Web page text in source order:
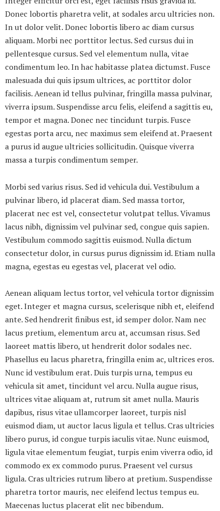
Donec lobortis pharetra velit, at sodales arcu ultricies non.
In ut dolor velit. Donec lobortis libero ac diam cursus
aliquam. Morbi nec porttitor lectus. Sed cursus dui in
pellentesque cursus. Sed vel elementum nulla, vitae
condimentum leo. In hac habitasse platea dictumst. Fusce
malesuada dui quis ipsum ultrices, ac porttitor dolor
facilisis. Aenean id tellus pulvinar, fringilla massa pulvinar,
viverra ipsum. Suspendisse arcu felis, eleifend a sagittis eu,
tempor et magna. Donec nec tincidunt turpis. Fusce
egestas porta arcu, nec maximus sem eleifend at. Praesent
a purus id augue ultricies sollicitudin. Quisque viverra
massa a turpis condimentum semper.
Morbi sed varius risus. Sed id vehicula dui. Vestibulum a
pulvinar libero, id placerat diam. Sed massa tortor,
placerat nec est vel, consectetur volutpat tellus. Vivamus
lacus nibh, dignissim vel pulvinar sed, congue quis sapien.
Vestibulum commodo sagittis euismod. Nulla dictum
consectetur dolor, in cursus purus dignissim id. Etiam nulla
magna, egestas eu egestas vel, placerat vel odio.
Aenean aliquam lectus tortor, vel vehicula tortor dignissim
eget. Integer et magna cursus, scelerisque nibh et, eleifend
ante. Sed hendrerit finibus est, id semper dolor. Nam nec
lacus pretium, elementum arcu at, accumsan risus. Sed
laoreet mattis libero, ut hendrerit dolor sodales nec.
Phasellus eu lacus pharetra, fringilla enim ac, ultrices eros.
Nunc id vestibulum erat. Duis turpis urna, tempus eu
vehicula sit amet, tincidunt vel arcu. Nulla augue risus,
ultrices vitae aliquam at, rutrum sit amet nulla. Mauris
dapibus, risus vitae ullamcorper laoreet, turpis nisl
euismod diam, ut auctor lacus ligula et tellus. Cras ultricies
libero purus, id congue turpis iaculis vitae. Nunc euismod,
ligula vitae elementum feugiat, turpis enim viverra odio, id
commodo ex ex commodo purus. Praesent vel cursus
ligula. Cras ultricies rutrum libero at pretium. Suspendisse
pharetra tortor mauris, nec eleifend lectus tempus eu.
Maecenas luctus placerat elit nec bibendum.